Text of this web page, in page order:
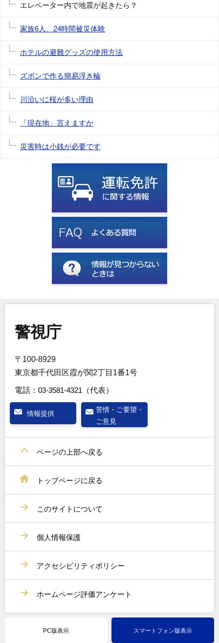
エレベーター内で地震が起きたら？
家族6人、24時間被災体験
ホテルの避難グッズの使用方法
ズボンで作る簡易浮き輪
川沿いに桜が多い理由
「現在地」言えますか
災害時は小銭が必要です
警視庁
〒100-8929
東京都千代田区霞が関2丁目1番1号
電話： 03-3581-4321 （代表）
情報提供
苦情・ご要望・
ご意見
ページの上部へ戻る
トップページに戻る
このサイトについて
個人情報保護
アクセシビリティポリシー
ホームページ評価アンケート
PC版表示 スマートフォン版表示